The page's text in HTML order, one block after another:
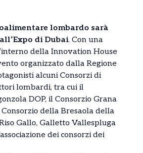
lombardo sarà
di Dubai. Con una
della Innovation House
organizzato dalla Regione
alcuni Consorzi di
lombardi, tra cui il
DOP, il Consorzio Grana
Consorzio della Bresaola della
Gallo, Galletto Vallespluga
dei consorzi dei